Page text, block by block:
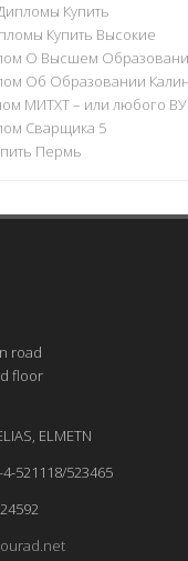
Купить
Купить Высокие
О Высшем
Об Образовании
МИТХТ – или любого
Сварщика 5
Пермь
road
floor
ELMETN
521118/523465